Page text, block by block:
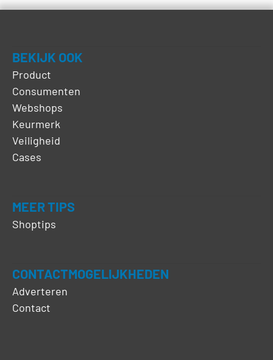
BEKIJK OOK
Product
Consumenten
Webshops
Keurmerk
Veiligheid
Cases
MEER TIPS
Shoptips
CONTACTMOGELIJKHEDEN
Adverteren
Contact